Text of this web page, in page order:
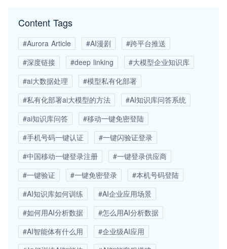
Content Tags
#Aurora Article #AI漫剧
#跨平台推送
#深度链接
#deep linking
#大模型企业知识库
#ai大数据处理
#模型私有化部署
#私有化部署ai大模型的方法
#AI知识库问答系统
#ai知识库问答
#移动一键免密登陆
#手机号码一键认证
#一键闪验证登录
#中国移动一键登录注册
#一键登录供应商
#一键验证
#一键免密登录
#本机号码登陆
#AI知识库如何训练
#AI企业应用场景
#如何用AI分析数据
#怎么用AI分析数据
#AI智能体有什么用
#企业级AI应用